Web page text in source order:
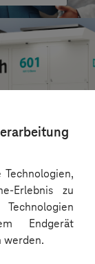
Erlebnis zu
Endgerät
werden.